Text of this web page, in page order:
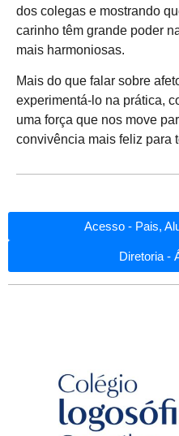
dos colegas e mostrando
carinho têm grande poder
mais harmoniosas.
Mais do que falar sobre
experimentá-lo na prática,
uma força que nos move
convivência mais feliz para
Acesso - Pais,
Diretoria -